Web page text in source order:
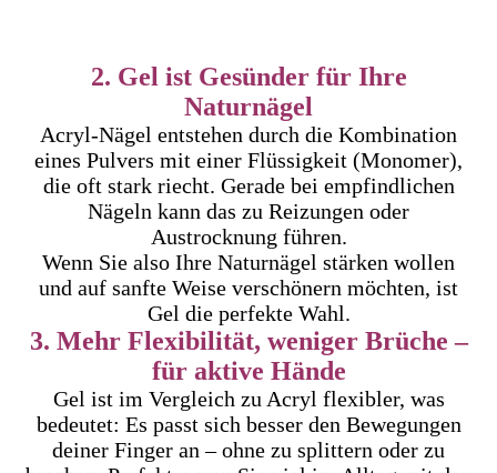
2. Gel ist Gesünder für Ihre
Naturnägel
Acryl-Nägel entstehen durch die Kombination
eines Pulvers mit einer Flüssigkeit (Monomer),
die oft stark riecht. Gerade bei empfindlichen
Nägeln kann das zu Reizungen oder
Austrocknung führen.
Wenn Sie also Ihre Naturnägel stärken wollen
und auf sanfte Weise verschönern möchten, ist
Gel die perfekte Wahl.
3. Mehr Flexibilität, weniger Brüche –
für aktive Hände
Gel ist im Vergleich zu Acryl flexibler, was
bedeutet: Es passt sich besser den Bewegungen
deiner Finger an – ohne zu splittern oder zu